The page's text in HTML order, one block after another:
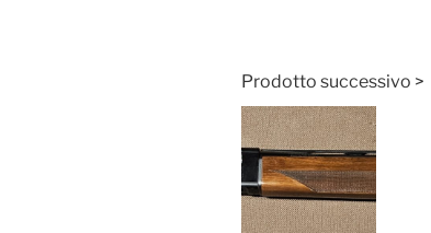
Prodotto successivo >